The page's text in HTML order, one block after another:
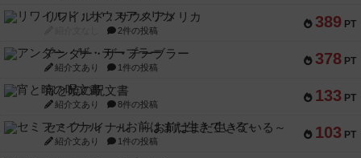
389 PT
リワイルド：サウスアメリカ
2件の投稿
378 PT
アンダー・ザ・テーブラー
紹介文あり 1件の投稿
133 PT
宵と暁の呪文書
紹介文あり 8件の投稿
103 PT
セミファイナル ～お前はまだ生きている～
紹介文あり 1件の投稿